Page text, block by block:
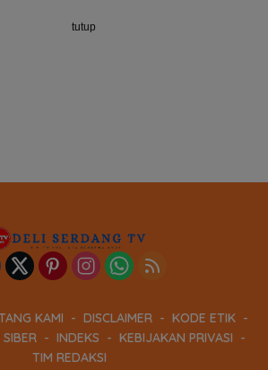
KAMI DISCLAIMER
KODE ETIK
INDEKS
KEBIJAKAN PRIVASI
TIM REDAKSI
tutup